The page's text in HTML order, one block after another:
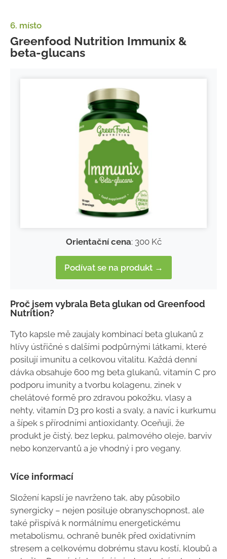
6. místo
Greenfood Nutrition Immunix &
beta-glucans
Orientační cena: 300 Kč
Podívat se na produkt →
Proč jsem vybrala Beta glukan od Greenfood
Nutrition?
Tyto kapsle mě zaujaly kombinací beta glukanů z
hlívy ústřičné s dalšími podpůrnými látkami, které
posilují imunitu a celkovou vitalitu. Každá denní
dávka obsahuje 600 mg beta glukanů, vitamín C pro
podporu imunity a tvorbu kolagenu, zinek v
chelátové formě pro zdravou pokožku, vlasy a
nehty, vitamín D3 pro kosti a svaly, a navíc i kurkumu
a šípek s přírodními antioxidanty. Oceňuji, že
produkt je čistý, bez lepku, palmového oleje, barviv
nebo konzervantů a je vhodný i pro vegany.
Více informací
Složení kapslí je navrženo tak, aby působilo
synergicky – nejen posiluje obranyschopnost, ale
také přispívá k normálnímu energetickému
metabolismu, ochraně buněk před oxidativním
stresem a celkovému dobrému stavu kostí, kloubů a